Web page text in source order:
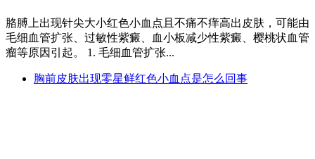
胳膊上出现针尖大小红色小血点且不痛不痒高出皮肤，可能由
毛细血管扩张、过敏性紫癜、血小板减少性紫癜、樱桃状血管
瘤等原因引起。 1. 毛细血管扩张...
胸前皮肤出现零星鲜红色小血点是怎么回事